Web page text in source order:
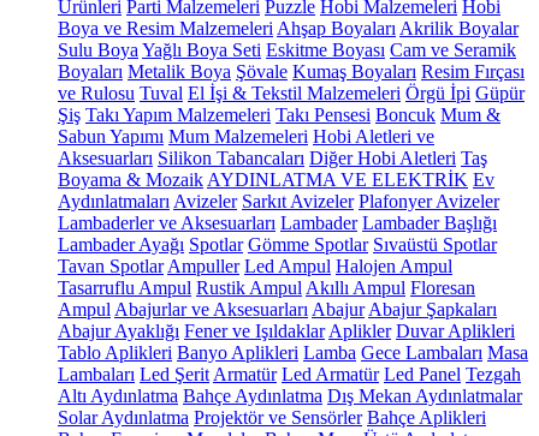
Ürünleri Parti Malzemeleri Puzzle Hobi Malzemeleri Hobi
Boya ve Resim Malzemeleri Ahşap Boyaları Akrilik Boyalar
Sulu Boya Yağlı Boya Seti Eskitme Boyası Cam ve Seramik
Boyaları Metalik Boya Şövale Kumaş Boyaları Resim Fırçası
ve Rulosu Tuval El İşi & Tekstil Malzemeleri Örgü İpi Güpür
Şiş Takı Yapım Malzemeleri Takı Pensesi Boncuk Mum &
Sabun Yapımı Mum Malzemeleri Hobi Aletleri ve
Aksesuarları Silikon Tabancaları Diğer Hobi Aletleri Taş
Boyama & Mozaik AYDINLATMA VE ELEKTRİK Ev
Aydınlatmaları Avizeler Sarkıt Avizeler Plafonyer Avizeler
Lambaderler ve Aksesuarları Lambader Lambader Başlığı
Lambader Ayağı Spotlar Gömme Spotlar Sıvaüstü Spotlar
Tavan Spotlar Ampuller Led Ampul Halojen Ampul
Tasarruflu Ampul Rustik Ampul Akıllı Ampul Floresan
Ampul Abajurlar ve Aksesuarları Abajur Abajur Şapkaları
Abajur Ayaklığı Fener ve Işıldaklar Aplikler Duvar Aplikleri
Tablo Aplikleri Banyo Aplikleri Lamba Gece Lambaları Masa
Lambaları Led Şerit Armatür Led Armatür Led Panel Tezgah
Altı Aydınlatma Bahçe Aydınlatma Dış Mekan Aydınlatmalar
Solar Aydınlatma Projektör ve Sensörler Bahçe Aplikleri